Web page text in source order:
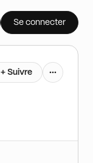
Se connecter
+ Suivre